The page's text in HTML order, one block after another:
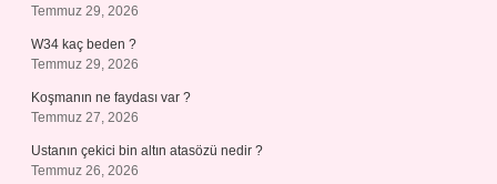
Temmuz 29, 2026
W34 kaç beden ?
Temmuz 29, 2026
Koşmanın ne faydası var ?
Temmuz 27, 2026
Ustanın çekici bin altın atasözü nedir ?
Temmuz 26, 2026